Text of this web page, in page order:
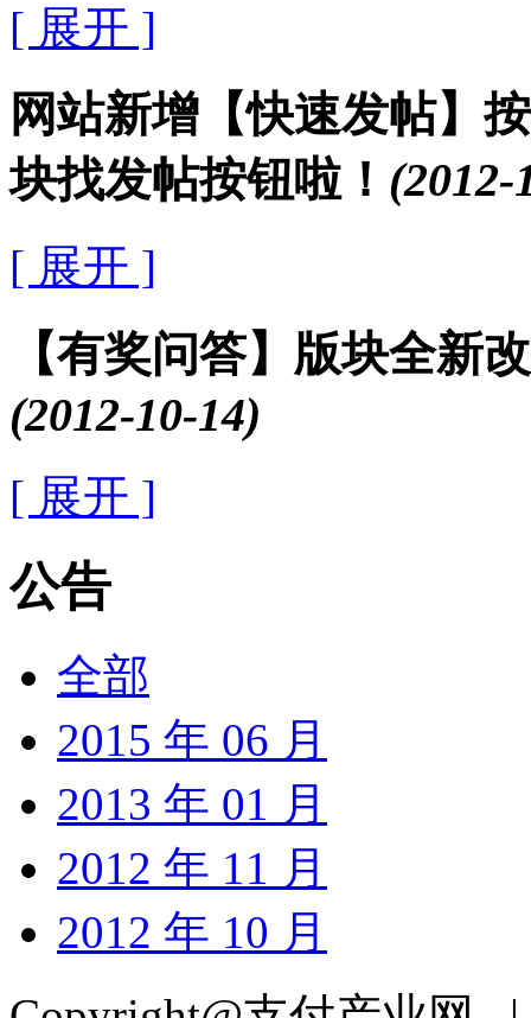
[ 展开 ]
网站新增【快速发帖】
块找发帖按钮啦！ (2012-
[ 展开 ]
【有奖问答】版块全新
(2012-10-14)
[ 展开 ]
公告
全部
2015 年 06 月
2013 年 01 月
2012 年 11 月
2012 年 10 月